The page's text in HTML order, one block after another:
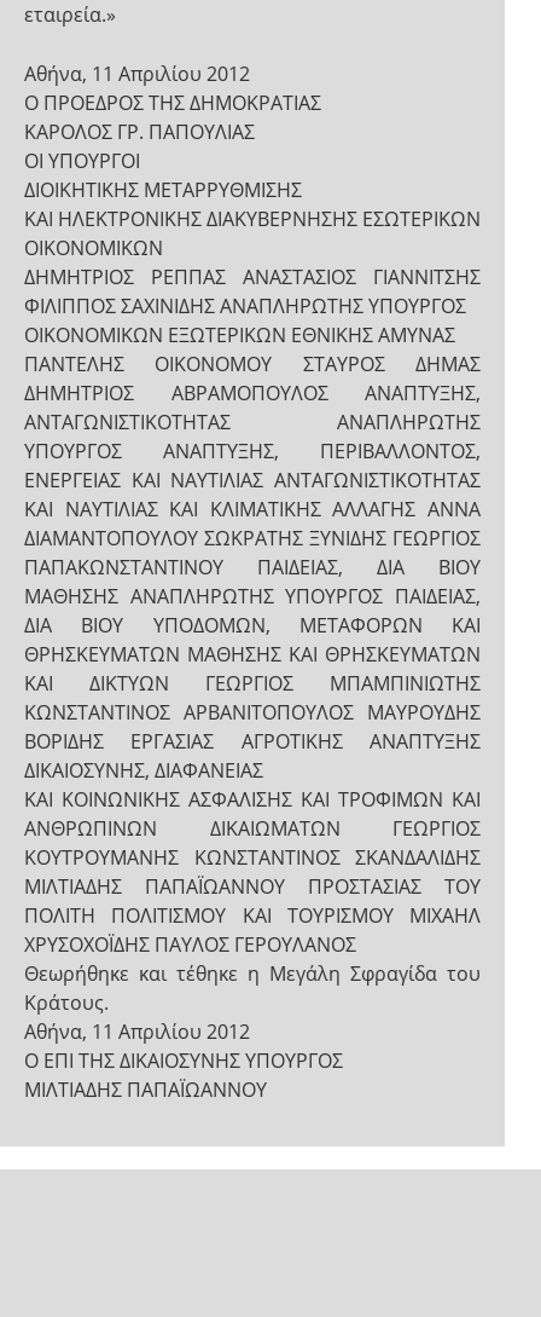
εταιρεία.»
Αθήνα, 11 Απριλίου 2012
Ο ΠΡΟΕΔΡΟΣ ΤΗΣ ΔΗΜΟΚΡΑΤΙΑΣ
ΚΑΡΟΛΟΣ ΓΡ. ΠΑΠΟΥΛΙΑΣ
ΟΙ ΥΠΟΥΡΓΟΙ
ΔΙΟΙΚΗΤΙΚΗΣ ΜΕΤΑΡΡΥΘΜΙΣΗΣ
ΚΑΙ ΗΛΕΚΤΡΟΝΙΚΗΣ ΔΙΑΚΥΒΕΡΝΗΣΗΣ ΕΣΩΤΕΡΙΚΩΝ
ΟΙΚΟΝΟΜΙΚΩΝ
ΔΗΜΗΤΡΙΟΣ ΡΕΠΠΑΣ ΑΝΑΣΤΑΣΙΟΣ ΓΙΑΝΝΙΤΣΗΣ
ΦΙΛΙΠΠΟΣ ΣΑΧΙΝΙΔΗΣ ΑΝΑΠΛΗΡΩΤΗΣ ΥΠΟΥΡΓΟΣ
ΟΙΚΟΝΟΜΙΚΩΝ ΕΞΩΤΕΡΙΚΩΝ ΕΘΝΙΚΗΣ ΑΜΥΝΑΣ
ΠΑΝΤΕΛΗΣ ΟΙΚΟΝΟΜΟΥ ΣΤΑΥΡΟΣ ΔΗΜΑΣ
ΔΗΜΗΤΡΙΟΣ ΑΒΡΑΜΟΠΟΥΛΟΣ ΑΝΑΠΤΥΞΗΣ,
ΑΝΤΑΓΩΝΙΣΤΙΚΟΤΗΤΑΣ ΑΝΑΠΛΗΡΩΤΗΣ
ΥΠΟΥΡΓΟΣ ΑΝΑΠΤΥΞΗΣ, ΠΕΡΙΒΑΛΛΟΝΤΟΣ,
ΕΝΕΡΓΕΙΑΣ ΚΑΙ ΝΑΥΤΙΛΙΑΣ ΑΝΤΑΓΩΝΙΣΤΙΚΟΤΗΤΑΣ
ΚΑΙ ΝΑΥΤΙΛΙΑΣ ΚΑΙ ΚΛΙΜΑΤΙΚΗΣ ΑΛΛΑΓΗΣ ΑΝΝΑ
ΔΙΑΜΑΝΤΟΠΟΥΛΟΥ ΣΩΚΡΑΤΗΣ ΞΥΝΙΔΗΣ ΓΕΩΡΓΙΟΣ
ΠΑΠΑΚΩΝΣΤΑΝΤΙΝΟΥ ΠΑΙΔΕΙΑΣ, ΔΙΑ ΒΙΟΥ
ΜΑΘΗΣΗΣ ΑΝΑΠΛΗΡΩΤΗΣ ΥΠΟΥΡΓΟΣ ΠΑΙΔΕΙΑΣ,
ΔΙΑ ΒΙΟΥ ΥΠΟΔΟΜΩΝ, ΜΕΤΑΦΟΡΩΝ ΚΑΙ
ΘΡΗΣΚΕΥΜΑΤΩΝ ΜΑΘΗΣΗΣ ΚΑΙ ΘΡΗΣΚΕΥΜΑΤΩΝ
ΚΑΙ ΔΙΚΤΥΩΝ ΓΕΩΡΓΙΟΣ ΜΠΑΜΠΙΝΙΩΤΗΣ
ΚΩΝΣΤΑΝΤΙΝΟΣ ΑΡΒΑΝΙΤΟΠΟΥΛΟΣ ΜΑΥΡΟΥΔΗΣ
ΒΟΡΙΔΗΣ ΕΡΓΑΣΙΑΣ ΑΓΡΟΤΙΚΗΣ ΑΝΑΠΤΥΞΗΣ
ΔΙΚΑΙΟΣΥΝΗΣ, ΔΙΑΦΑΝΕΙΑΣ
ΚΑΙ ΚΟΙΝΩΝΙΚΗΣ ΑΣΦΑΛΙΣΗΣ ΚΑΙ ΤΡΟΦΙΜΩΝ ΚΑΙ
ΑΝΘΡΩΠΙΝΩΝ ΔΙΚΑΙΩΜΑΤΩΝ ΓΕΩΡΓΙΟΣ
ΚΟΥΤΡΟΥΜΑΝΗΣ ΚΩΝΣΤΑΝΤΙΝΟΣ ΣΚΑΝΔΑΛΙΔΗΣ
ΜΙΛΤΙΑΔΗΣ ΠΑΠΑΪΩΑΝΝΟΥ ΠΡΟΣΤΑΣΙΑΣ ΤΟΥ
ΠΟΛΙΤΗ ΠΟΛΙΤΙΣΜΟΥ ΚΑΙ ΤΟΥΡΙΣΜΟΥ ΜΙΧΑΗΛ
ΧΡΥΣΟΧΟΪΔΗΣ ΠΑΥΛΟΣ ΓΕΡΟΥΛΑΝΟΣ
Θεωρήθηκε και τέθηκε η Μεγάλη Σφραγίδα του
Κράτους.
Αθήνα, 11 Απριλίου 2012
Ο ΕΠΙ ΤΗΣ ΔΙΚΑΙΟΣΥΝΗΣ ΥΠΟΥΡΓΟΣ
ΜΙΛΤΙΑΔΗΣ ΠΑΠΑΪΩΑΝΝΟΥ